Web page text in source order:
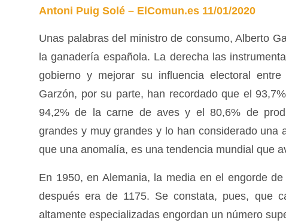
Antoni Puig Solé – ElComun.es 11/01/2020
Unas palabras del ministro de consumo, Alberto
la ganadería española. La derecha las
gobierno y mejorar su influencia electoral
Garzón, por su parte, han recordado que el
94,2% de la carne de aves y el 80,6% de
grandes y muy grandes y lo han considerado una
que una anomalía, es una tendencia mundial que
En 1950, en Alemania, la media en el engorde
después era de 1175. Se constata, pues, que
altamente especializadas engordan un número